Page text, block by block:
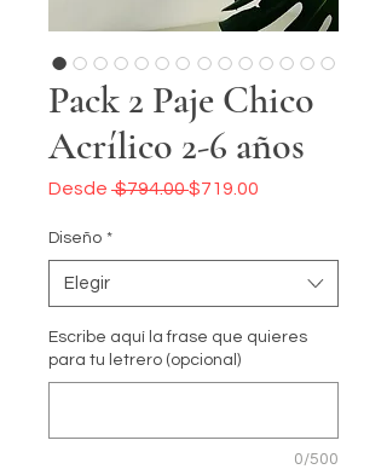
Pack 2 Paje Chico
Acrílico 2-6 años
Desde $794.00 Precio
$719.00
Diseño *
Elegir
Escribe aquí la frase que quieres
para tu letrero (opcional)
0/500